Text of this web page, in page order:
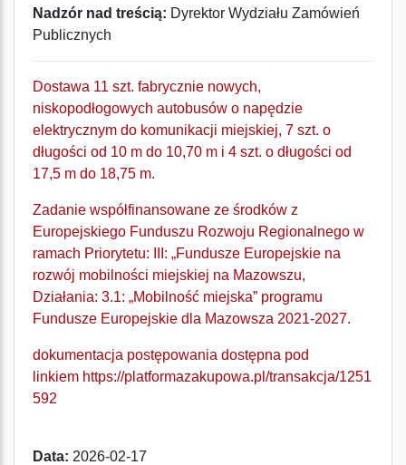
Nadzór nad treścią: Dyrektor Wydziału Zamówień
Publicznych
Dostawa 11 szt. fabrycznie nowych,
niskopodłogowych autobusów o napędzie
elektrycznym do komunikacji miejskiej, 7 szt. o
długości od 10 m do 10,70 m i 4 szt. o długości od
17,5 m do 18,75 m.
Zadanie współfinansowane ze środków z
Europejskiego Funduszu Rozwoju Regionalnego w
ramach Priorytetu: III: „Fundusze Europejskie na
rozwój mobilności miejskiej na Mazowszu,
Działania: 3.1: „Mobilność miejska” programu
Fundusze Europejskie dla Mazowsza 2021-2027.
dokumentacja postępowania dostępna pod
linkiem https://platformazakupowa.pl/transakcja/1251
592
Data: 2026-02-17